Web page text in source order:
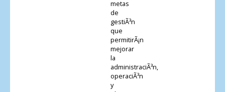
metas
de
gestiÃ³n
que
permitirÃ¡n
mejorar
la
administraciÃ³n,
operaciÃ³n
y